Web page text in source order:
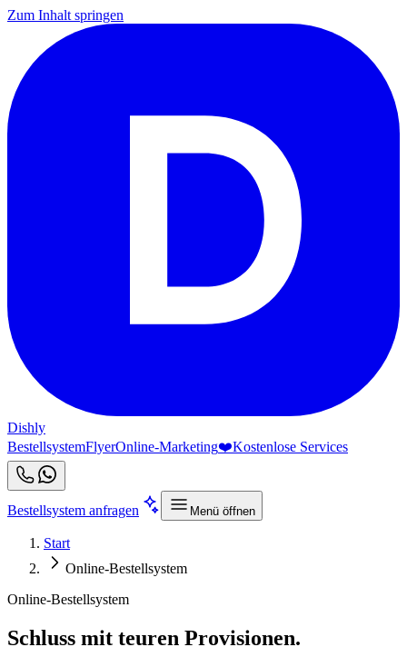
Zum Inhalt springen
Dishly
BestellsystemFlyerOnline-Marketing❤️Kostenlose Services
Bestellsystem anfragen Menü öffnen
Start
Online-Bestellsystem
Online-Bestellsystem
Schluss mit teuren Provisionen.